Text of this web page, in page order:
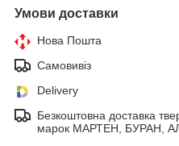
Умови доставки
Нова Пошта
Самовивіз
Delivery
Безкоштовна доставка
марок МАРТЕН, БУРАН,